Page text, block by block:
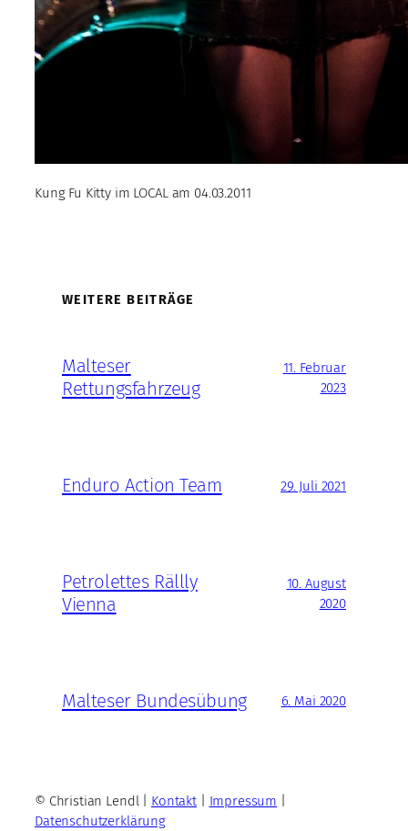
Kung Fu Kitty im LOCAL am 04.03.2011
WEITERE BEITRÄGE
Malteser
Rettungsfahrzeug
11. Februar
2023
Enduro Action Team 29. Juli 2021
Petrolettes Rällly
Vienna
10. August
2020
Malteser Bundesübung 6. Mai 2020
© Christian Lendl | Kontakt| Impressum
Datenschutzerklärung